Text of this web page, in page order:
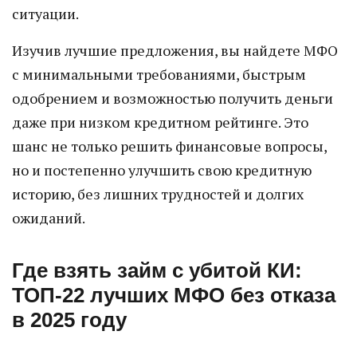
ситуации.
Изучив лучшие предложения, вы найдете МФО
с минимальными требованиями, быстрым
одобрением и возможностью получить деньги
даже при низком кредитном рейтинге. Это
шанс не только решить финансовые вопросы,
но и постепенно улучшить свою кредитную
историю, без лишних трудностей и долгих
ожиданий.
Где взять займ с убитой КИ:
ТОП-22 лучших МФО без отказа
в 2025 году